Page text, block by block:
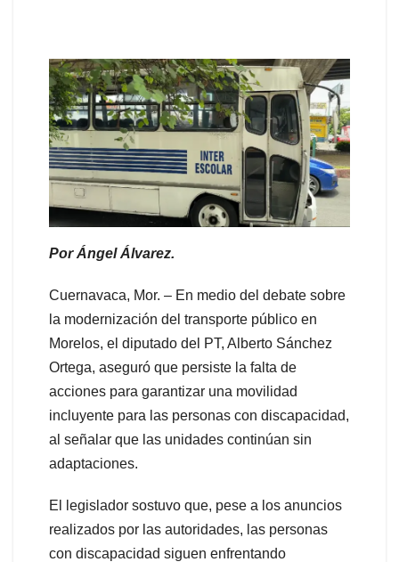
Por Ángel Álvarez.
Cuernavaca, Mor. – En medio del debate sobre
la modernización del transporte público en
Morelos, el diputado del PT, Alberto Sánchez
Ortega, aseguró que persiste la falta de
acciones para garantizar una movilidad
incluyente para las personas con discapacidad,
al señalar que las unidades continúan sin
adaptaciones.
El legislador sostuvo que, pese a los anuncios
realizados por las autoridades, las personas
con discapacidad siguen enfrentando